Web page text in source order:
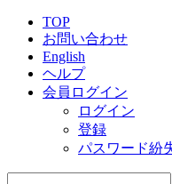
TOP
お問い合わせ
English
ヘルプ
会員ログイン
ログイン
登録
パスワード紛